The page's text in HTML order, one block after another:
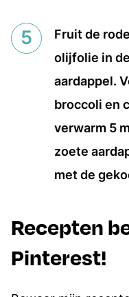
Fruit de
olijfolie in
aardappel.
broccoli en
verwarm 5
zoete
met de
Recepten
Pinterest!